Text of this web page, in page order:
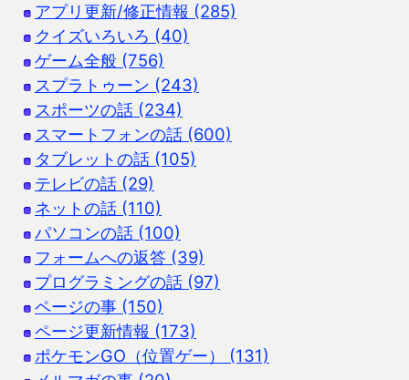
アプリ更新/修正情報 (285)
クイズいろいろ (40)
ゲーム全般 (756)
スプラトゥーン (243)
スポーツの話 (234)
スマートフォンの話 (600)
タブレットの話 (105)
テレビの話 (29)
ネットの話 (110)
パソコンの話 (100)
フォームへの返答 (39)
プログラミングの話 (97)
ページの事 (150)
ページ更新情報 (173)
ポケモンGO（位置ゲー） (131)